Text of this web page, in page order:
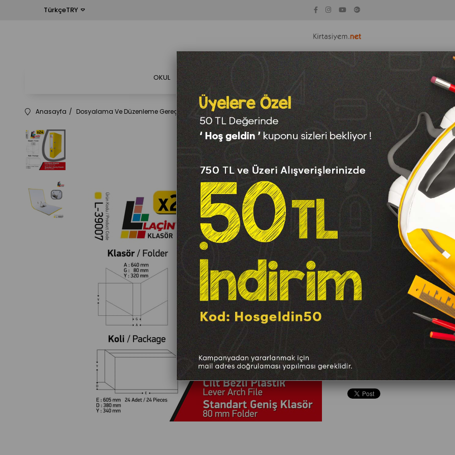
TürkçeTRY
OKUL OFİS KİTAP KAĞIT ÇEŞİTLERİ TEKNOLOJİ OYUNCAK
Anasayfa Dosyalama Ve Düzenleme Gereçleri Klasörler Büro Klasörleri Laçin Geniş Büro Klasörü Sarı (1 Koli 24 Adet )
Laçin Geniş Büro
Barkod
8697755390658
Para Puan
₺1.897,50
Marka